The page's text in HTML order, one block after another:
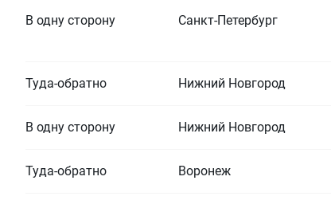
В одну сторону Санкт-Петербург
Туда-обратно Нижний Новгород
В одну сторону Нижний Новгород
Туда-обратно Воронеж